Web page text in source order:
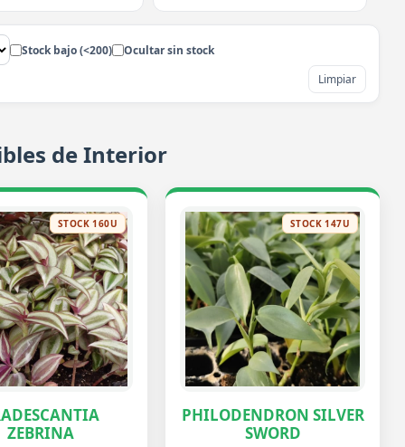
Stock bajo (<200)
Ocultar sin stock
Limpiar
de Interior
STOCK 160U
ZEBRINA
STOCK 147U
PHILODENDRON SILVER
SWORD